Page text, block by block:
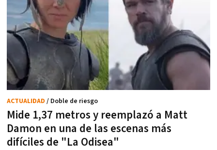
Mide 1,37 metros y reemplazó a Matt
Damon en una de las escenas más
difíciles de "La Odisea"
ACTUALIDAD / Doble de riesgo